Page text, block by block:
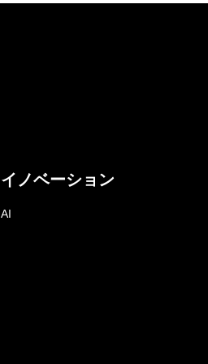
イノベーション
AI